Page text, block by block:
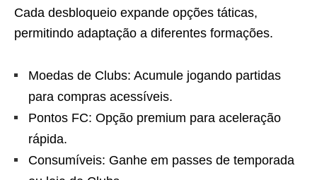
Cada desbloqueio expande opções táticas,
permitindo adaptação a diferentes formações.
Moedas de Clubs: Acumule jogando partidas
para compras acessíveis.
Pontos FC: Opção premium para aceleração
rápida.
Consumíveis: Ganhe em passes de temporada